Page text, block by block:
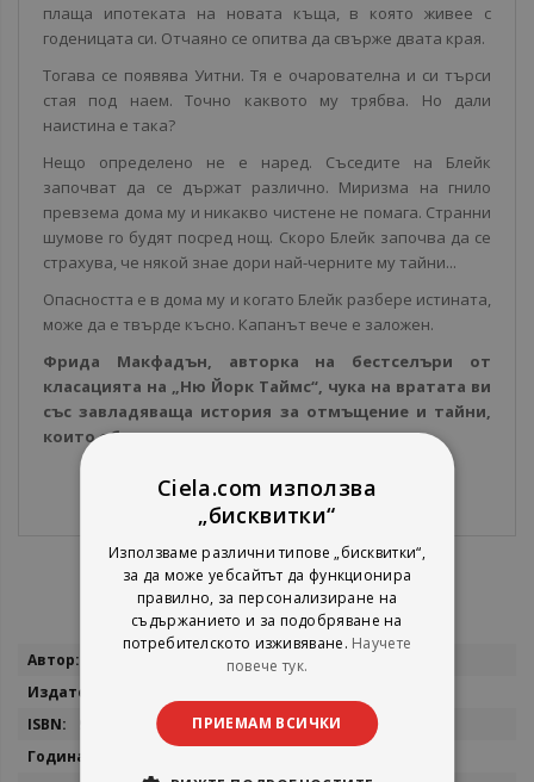
плаща ипотеката на новата къща, в която живее с
годеницата си. Отчаяно се опитва да свърже двата края.
Тогава се появява Уитни. Тя е очарователна и си търси
стая под наем. Точно каквото му трябва. Но дали
наистина е така?
Нещо определено не е наред. Съседите на Блейк
започват да се държат различно. Миризма на гнило
превзема дома му и никакво чистене не помага. Странни
шумове го будят посред нощ. Скоро Блейк започва да се
страхува, че някой знае дори най-черните му тайни...
Опасността е в дома му и когато Блейк разбере истината,
може да е твърде късно. Капанът вече е заложен.
Фрида Макфадън, авторка на бестселъри от
класацията на „Ню Йорк Таймс“, чука на вратата ви
със завладяваща история за отмъщение и тайни,
които объркват всичко.
Повече
Фрида Макфадън
9786190303596
Ciela.com използва
„бисквитки“
Използваме различни типове „бисквитки“,
за да може уебсайтът да функционира
правилно, за персонализиране на
съдържанието и за подобряване на
потребителското изживяване. Научете
повече тук.
ПРИЕМАМ ВСИЧКИ